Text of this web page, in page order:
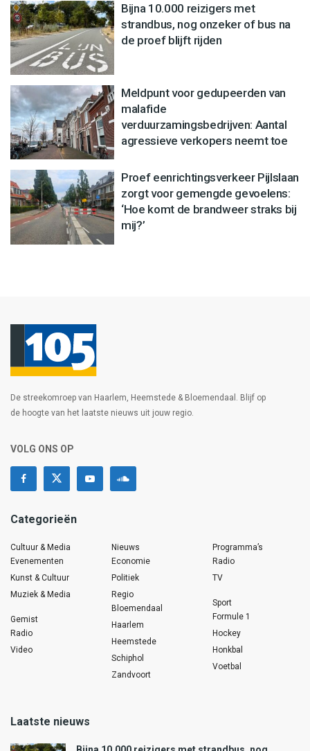
Bijna 10.000 reizigers met
strandbus, nog onzeker of bus na
de proef blijft rijden
Meldpunt voor gedupeerden van
malafide
verduurzamingsbedrijven: Aantal
agressieve verkopers neemt toe
Proef eenrichtingsverkeer Pijlslaan
zorgt voor gemengde gevoelens:
‘Hoe komt de brandweer straks bij
mij?’
De streekomroep van Haarlem, Heemstede & Bloemendaal. Blijf op
de hoogte van het laatste nieuws uit jouw regio.
VOLG ONS OP
Categorieën
Cultuur & Media
Evenementen
Kunst & Cultuur
Muziek & Media
Gemist
Radio
Video
Nieuws
Economie
Politiek
Regio
Bloemendaal
Haarlem
Heemstede
Schiphol
Zandvoort
Programma’s
Radio
TV
Sport
Formule 1
Hockey
Honkbal
Voetbal
Laatste nieuws